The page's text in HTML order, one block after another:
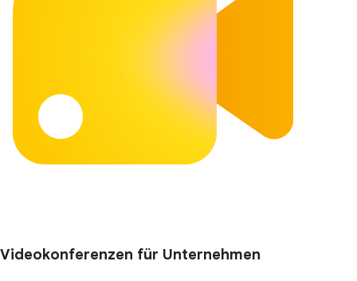
Videokonferenzen für Unternehmen